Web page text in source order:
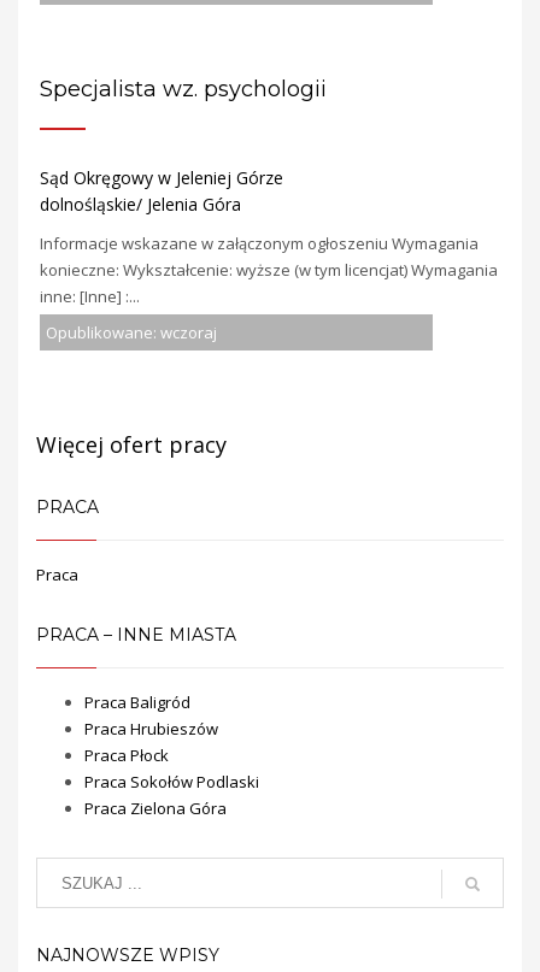
Specjalista wz. psychologii
Sąd Okręgowy w Jeleniej Górze
dolnośląskie/ Jelenia Góra
Informacje wskazane w załączonym ogłoszeniu Wymagania
konieczne: Wykształcenie: wyższe (w tym licencjat) Wymagania
inne: [Inne] :...
Opublikowane: wczoraj
Więcej ofert pracy
PRACA
Praca
PRACA – INNE MIASTA
Praca Baligród
Praca Hrubieszów
Praca Płock
Praca Sokołów Podlaski
Praca Zielona Góra
NAJNOWSZE WPISY